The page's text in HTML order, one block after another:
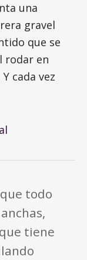
una
gravel
que se
rodar en
cada vez
todo
tiene